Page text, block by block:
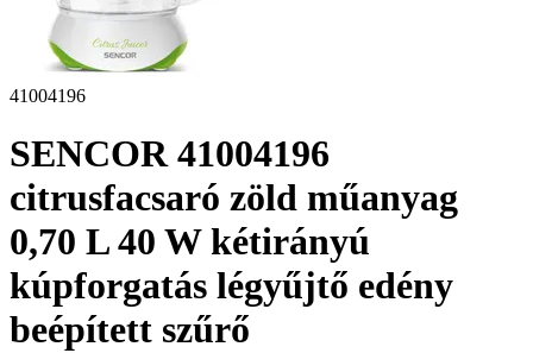
41004196
SENCOR 41004196
citrusfacsaró zöld műanyag
0,70 L 40 W kétirányú
kúpforgatás légyűjtő edény
beépített szűrő